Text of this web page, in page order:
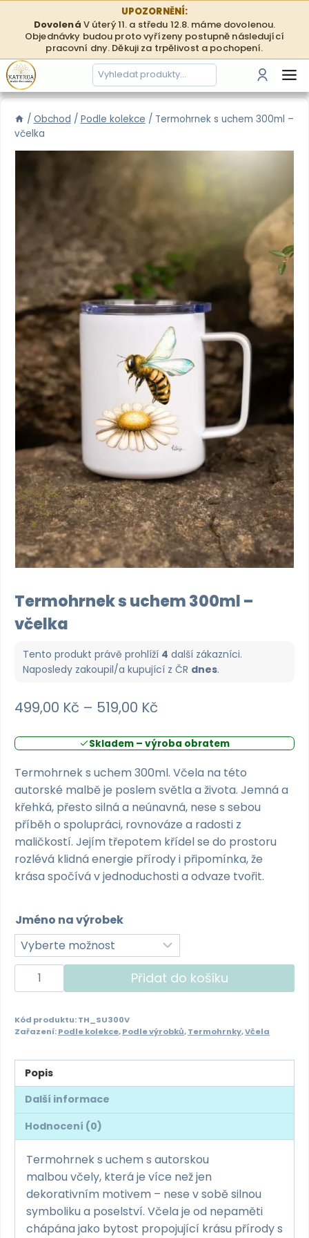
obsah
UPOZORNĚNÍ:
Dovolená V úterý 11. a středu 12.8. máme dovolenou.
Objednávky budou proto vyřízeny postupně následující
pracovní dny. Děkuji za trpělivost a pochopení.
Hledání
/ Obchod / Podle kolekce / Termohrnek s uchem 300ml –
včelka
Termohrnek s uchem 300ml –
včelka
Tento produkt právě prohlíží 4 další zákazníci.
Naposledy zakoupil/a kupující z ČR dnes.
499,00 Kč – 519,00 Kč
499,00 Kč
až
519,00 Kč
Skladem – výroba obratem
Termohrnek s uchem 300ml. Včela na této
autorské malbě je poslem světla a života. Jemná a
křehká, přesto silná a neúnavná, nese s sebou
příběh o spolupráci, rovnováze a radosti z
maličkostí. Jejím třepotem křídel se do prostoru
rozlévá klidná energie přírody i připomínka, že
krása spočívá v jednoduchosti a odvaze tvořit.
Jméno na výrobek
Termohrnek
s
300ml
včelka
množství
Přidat do košíku
Kód produktu:TH_SU300V
Zařazení:Podle kolekce,Podle výrobků,Termohrnky,Včela
Popis
Další informace
Hodnocení (0)
Termohrnek s uchem s autorskou
malbou včely, která je více než jen
dekorativním motivem – nese v sobě silnou
symboliku a poselství. Včela je od nepaměti
chápána jako bytost propojující krásu přírody s